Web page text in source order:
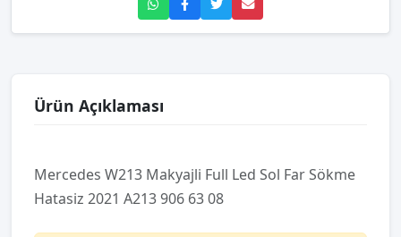
Ürün Açıklaması
Mercedes W213 Makyajli Full Led Sol Far Sökme
Hatasiz 2021 A213 906 63 08